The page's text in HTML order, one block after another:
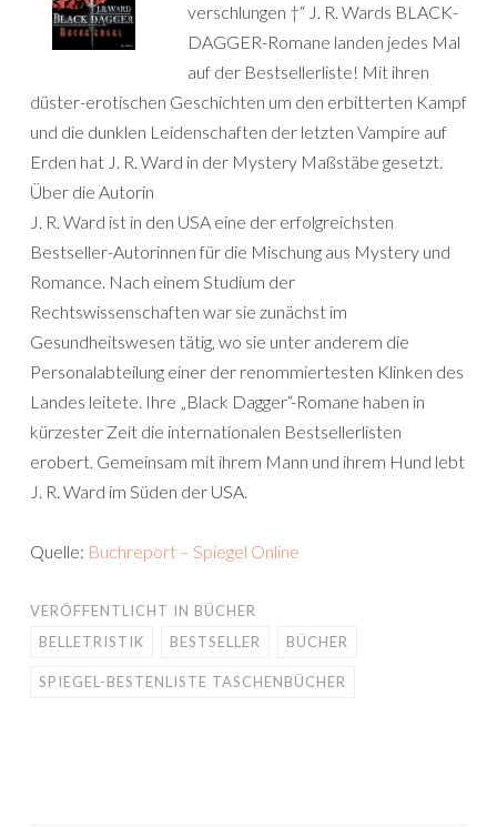
verschlungen †“ J. R. Wards BLACK-
DAGGER-Romane landen jedes Mal
auf der Bestsellerliste! Mit ihren
düster-erotischen Geschichten um den erbitterten Kampf
und die dunklen Leidenschaften der letzten Vampire auf
Erden hat J. R. Ward in der Mystery Maßstäbe gesetzt.
Über die Autorin
J. R. Ward ist in den USA eine der erfolgreichsten
Bestseller-Autorinnen für die Mischung aus Mystery und
Romance. Nach einem Studium der
Rechtswissenschaften war sie zunächst im
Gesundheitswesen tätig, wo sie unter anderem die
Personalabteilung einer der renommiertesten Klinken des
Landes leitete. Ihre „Black Dagger“-Romane haben in
kürzester Zeit die internationalen Bestsellerlisten
erobert. Gemeinsam mit ihrem Mann und ihrem Hund lebt
J. R. Ward im Süden der USA.
Quelle: Buchreport – Spiegel Online
VERÖFFENTLICHT IN BÜCHER
BELLETRISTIK
BESTSELLER BÜCHER
SPIEGEL-BESTENLISTE TASCHENBÜCHER